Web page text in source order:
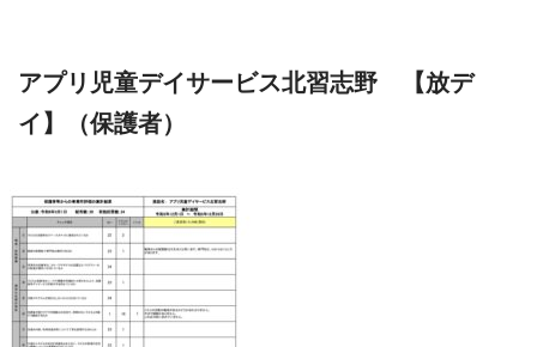
アプリ児童デイサービス北習志野 【放デ
イ】（保護者）